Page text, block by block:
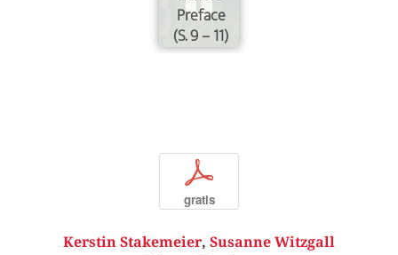
Preface
(S. 9 – 11)
p
gratis
Kerstin Stakemeier, Susanne Witzgall